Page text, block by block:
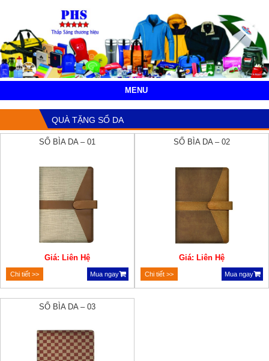
MENU
QUÀ TẶNG SỔ DA
SỔ BÌA DA – 01
Giá: Liên Hệ
Chi tiết >> Mua ngay
SỔ BÌA DA – 02
Giá: Liên Hệ
Chi tiết >> Mua ngay
SỔ BÌA DA – 03